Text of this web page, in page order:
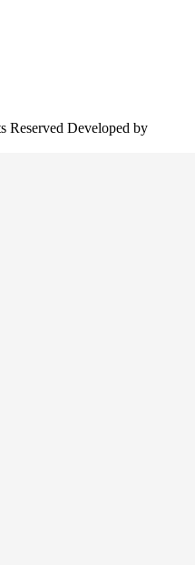
Reserved Developed by